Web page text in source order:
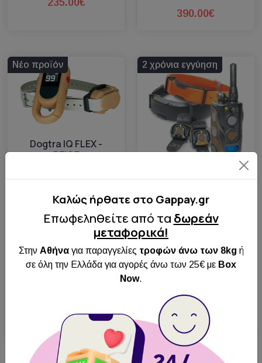
235.00€
390.00€
Νέο προϊόν
Dogtra IQ FLEX -
BEIGE
Άμεση
Αποστολή
Πανελλαδικά
Δωρεάν
Παραλαβή από
BOX NOW
250.00€
2 χρόνια εγγύηση
HANDSFREE PLUS B&L
(2 DOGS)
Αποστολή
Πανελλαδικά
BOX NOW
585.00€
Καλώς ήρθατε στo Gappay.gr
Επωφεληθείτε από τα δωρεάν
μεταφορικά!
Στην Αθήνα για παραγγελίες τροφών άνω των 8kg ή
σε όλη την Ελλάδα για αγορές άνω των 25€ με Box
Now.